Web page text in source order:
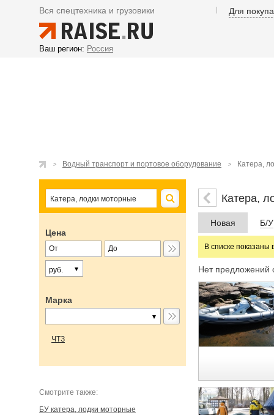
Вся спецтехника и грузовики Для
Ваш регион: Россия
Водный транспорт и портовое оборудование Катера,
Цена
руб.
Марка
ЧТЗ
Cмотрите также:
БУ катера, лодки моторные
Катера,
Новая Б/У
В списке показаны
Нет предложений